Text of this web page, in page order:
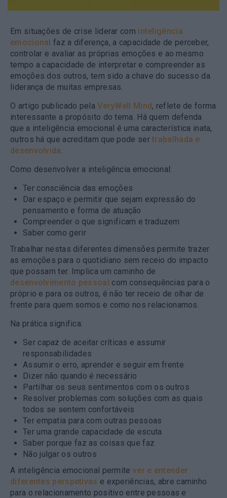
Em situações de crise liderar com inteligência
emocional faz a diferença, a capacidade de perceber,
controlar e avaliar as próprias emoções e ao mesmo
tempo a capacidade de interpretar e compreender as
emoções dos outros, tem sido a chave do sucesso da
liderança de muitas empresas.
O artigo publicado pelaVeryWell Mind, reflete de forma
interessante a propósito do tema. Há quem defenda
que a inteligência emocional é uma característica inata,
outros há que acreditam que pode sertrabalhada e
desenvolvida
Como desenvolver a inteligência emocional:
Ter consciência das emoções
Dar espaço e permitir que sejam expressão do
pensamento e forma de atuação
Compreender o que significam e traduzem
Saber como gerir
Trabalhar nestas diferentes dimensões permite trazer
as emoções para o quotidiano sem receio do impacto
que possam ter. Implica um caminho de
desenvolvimento pessoal com consequências para o
próprio e para os outros, é não ter receio de olhar de
frente para quem somos e como nos relacionamos.
Na prática significa:
Ser capaz de aceitar críticas e assumir
responsabilidades
Assumir o erro, aprender e seguir em frente
Dizer não quando é necessário
Partilhar os seus sentimentos com os outros
Resolver problemas com soluções com as quais
todos se sentem confortáveis
Ter empatia para com outras pessoas
Ter uma grande capacidade de escuta
Saber porque faz as coisas que faz
Não julgar os outros
A inteligência emocional permite ver e entender
diferentes perspetivas e experiências, abre caminho
para o relacionamento positivo entre pessoas e